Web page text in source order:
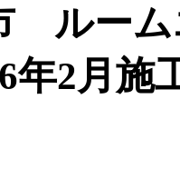
ルー
2月施